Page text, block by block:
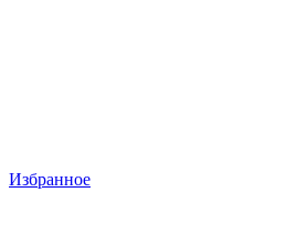
Избранное